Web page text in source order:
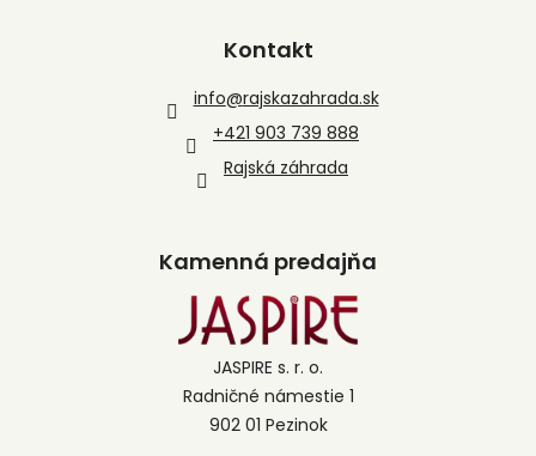
Kontakt
info@rajskazahrada.sk
+421 903 739 888
Rajská záhrada
Kamenná predajňa
JASPIRE s. r. o.
Radničné námestie 1
902 01 Pezinok